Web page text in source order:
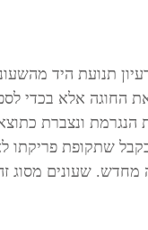
תנועת היד
החוגה אלא בכדי
הנגרמת ונצברת
שתקופת פריקתו
שעונים מסוג